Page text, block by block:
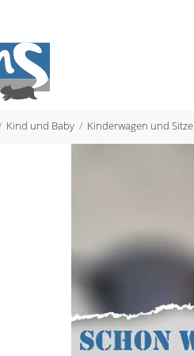
Kind und Baby Kinderwagen und Sitze